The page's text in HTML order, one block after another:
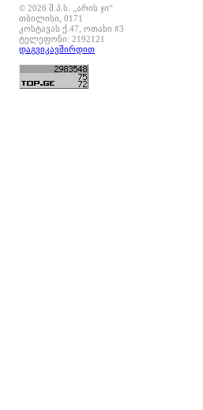
© 2026 შ.პ.ს. „არის ჯი“
თბილისი, 0171
კოსტავას ქ.47, ოთახი #3
ტელეფონი: 2192121
დაგვიკავშირდით